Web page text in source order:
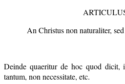
An Christus non naturaliter,
Deinde quaeritur de hoc quod
tantum, non necessitate, etc.